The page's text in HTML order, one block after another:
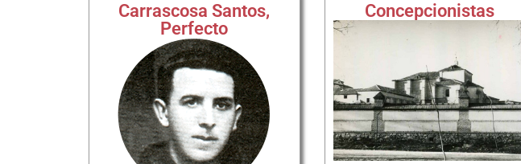
Carrascosa Santos,
Perfecto
Concepcionistas